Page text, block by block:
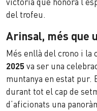
del trofeu.
Arinsal, més que
Més enllà del crono i la
2025va ser una
muntanya en estat pur.
durant tot el cap de
d’aficionats una